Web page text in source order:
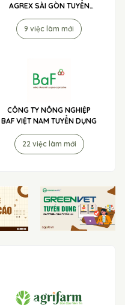
AGREX SÀI GÒN TUYỂN
9 việc làm mới
CÔNG TY NÔNG NGHIỆP
BAF VIỆT NAM TUYỂN DỤNG
22 việc làm mới